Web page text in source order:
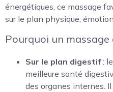
énergétiques, ce massage
sur le plan physique,
Pourquoi un massage
Sur le plan digestif:
meilleure santé
des organes internes.